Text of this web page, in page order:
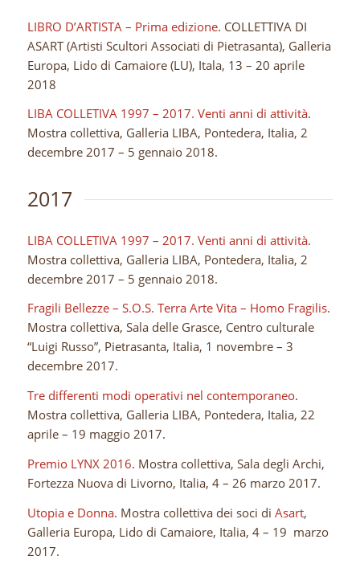
LIBRO D’ARTISTA – Prima edizione. COLLETTIVA DI
ASART (Artisti Scultori Associati di Pietrasanta), Galleria
Europa, Lido di Camaiore (LU), Itala, 13 – 20 aprile
2018
LIBA COLLETIVA 1997 – 2017. Venti anni di attività.
Mostra collettiva, Galleria LIBA, Pontedera, Italia, 2
decembre 2017 – 5 gennaio 2018.
2017
LIBA COLLETIVA 1997 – 2017. Venti anni di attività.
Mostra collettiva, Galleria LIBA, Pontedera, Italia, 2
decembre 2017 – 5 gennaio 2018.
Fragili Bellezze – S.O.S. Terra Arte Vita – Homo Fragilis.
Mostra collettiva, Sala delle Grasce, Centro culturale
“Luigi Russo”, Pietrasanta, Italia, 1 novembre – 3
decembre 2017.
Tre differenti modi operativi nel contemporaneo.
Mostra collettiva, Galleria LIBA, Pontedera, Italia, 22
aprile – 19 maggio 2017.
Premio LYNX 2016. Mostra collettiva, Sala degli Archi,
Fortezza Nuova di Livorno, Italia, 4 – 26 marzo 2017.
Utopia e Donna. Mostra collettiva dei soci di Asart,
Galleria Europa, Lido di Camaiore, Italia, 4 – 19 marzo
2017.